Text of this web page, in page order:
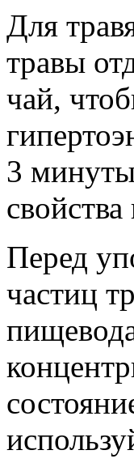
Для
травы
чай,
3
Перед
частиц